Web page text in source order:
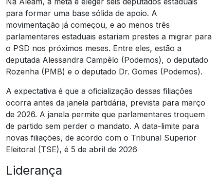
para formar uma base sólida de apoio. A
movimentação já começou, e ao menos três
parlamentares estaduais estariam prestes a migrar para
o PSD nos próximos meses. Entre eles, estão a
deputada Alessandra Campêlo (Podemos), o deputado
Rozenha (PMB) e o deputado Dr. Gomes (Podemos).
A expectativa é que a oficialização dessas filiações
ocorra antes da janela partidária, prevista para março
de 2026. A janela permite que parlamentares troquem
de partido sem perder o mandato. A data-limite para
novas filiações, de acordo com o Tribunal Superior
Eleitoral (TSE), é 5 de abril de 2026
Liderança